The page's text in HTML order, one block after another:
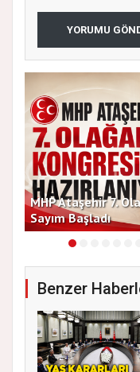
YORUMU
MHP Ataşehir 7.
Sayım Başladı
Benzer